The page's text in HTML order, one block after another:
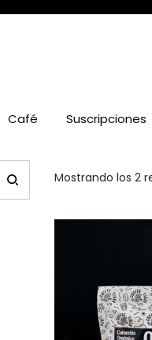
Café Suscripciones
Mostrando los 2